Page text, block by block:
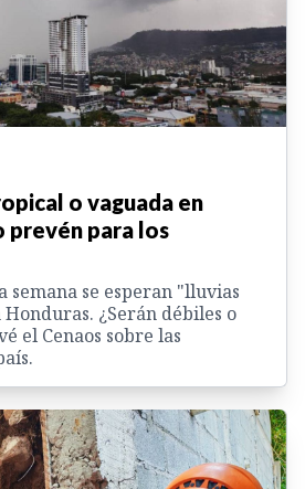
o vaguada en
prevén para los
semana se esperan "lluvias
¿Serán débiles o
el Cenaos sobre las